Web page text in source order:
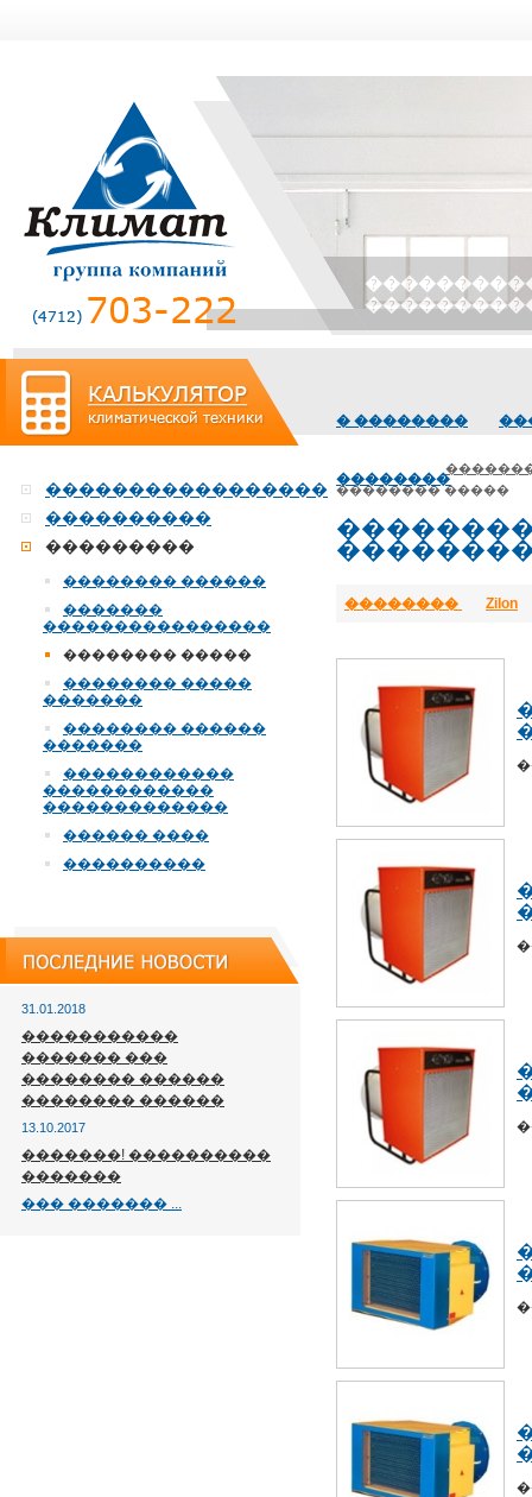
� ��������
��������
�������� �����
�������� Zilon
�����������������
����������
���������
�������� ������
�������
����������������
�������� �����
�������� �����
�������
�������� ������
�������
������������
������������
�������������
������ ����
����������
31.01.2018
�����������
������� ���
�������� ������
�������� ������
13.10.2017
�������! ����������
�������
��� ������� ...